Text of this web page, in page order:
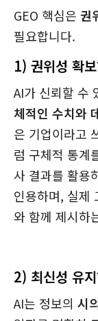
GEO 핵심은 권
필요합니다.
1) 권위성 확
AI가 신뢰할 수
체적인 수치와
은 기업이라고
럼 구체적 통계
사 결과를 활용
인용하며, 실제
와 함께 제시하
2) 최신성 유
AI는 정보의 시